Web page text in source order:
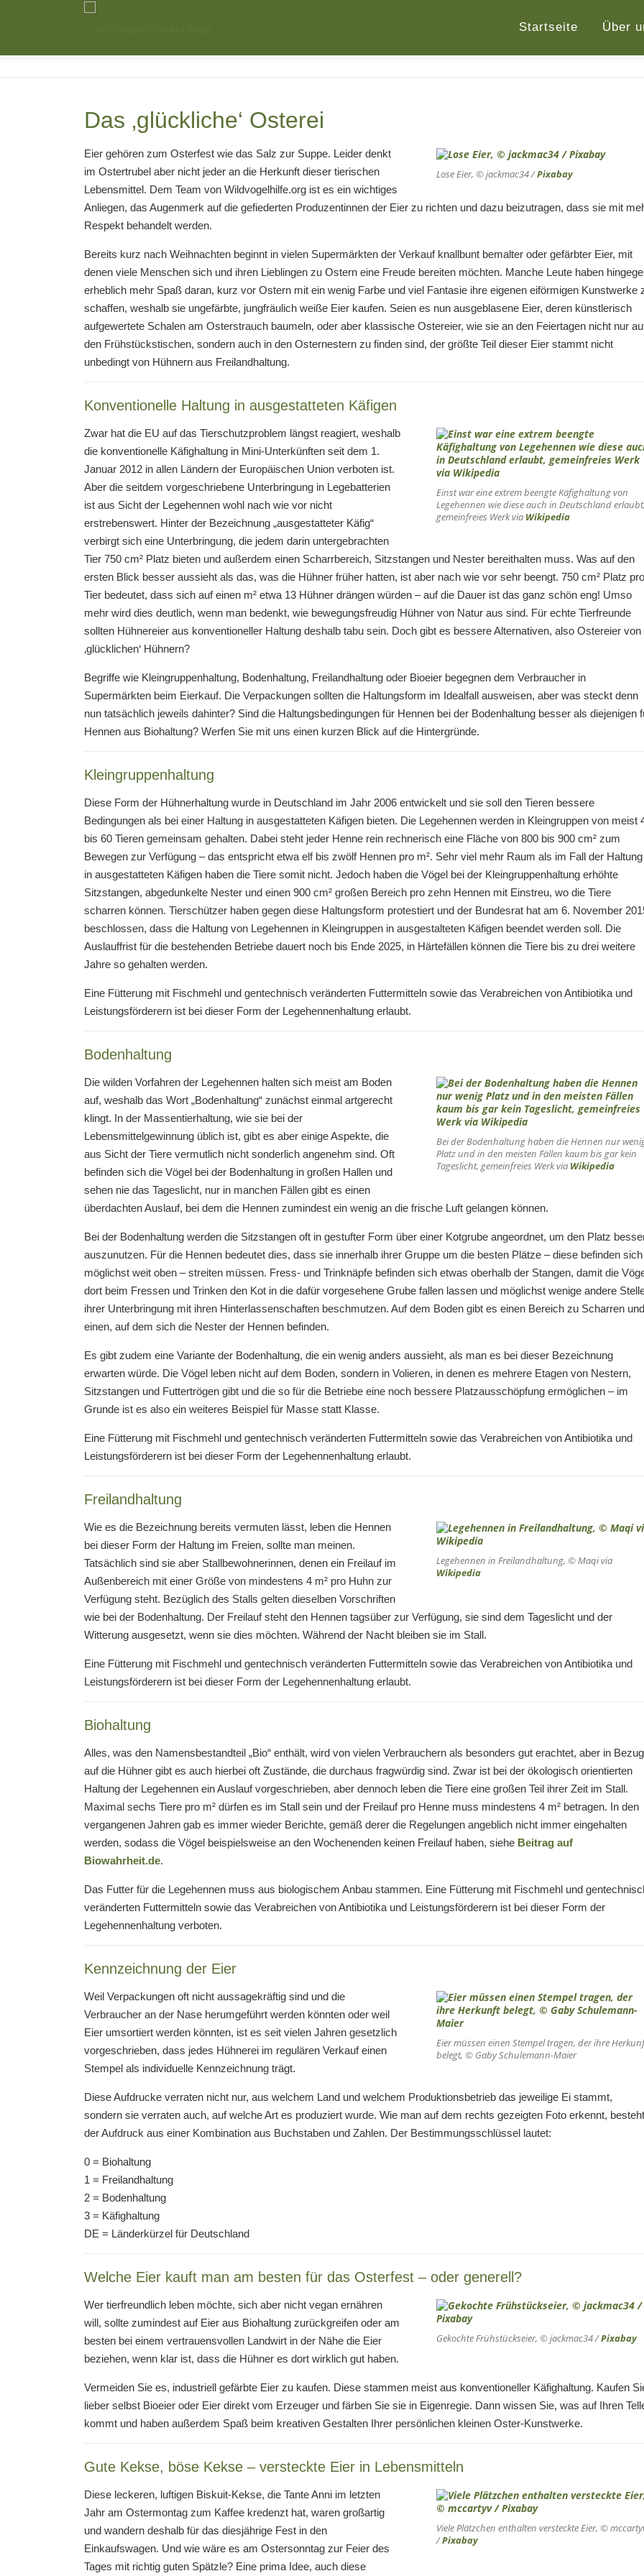
Startseite Über
Das ‚glückliche‘ Osterei
Lose Eier, © jackmac34 /Pixabay
Eier gehören zum Osterfest wie das Salz zur Suppe. Leider denkt
im Ostertrubel aber nicht jeder an die Herkunft dieser tierischen
Lebensmittel. Dem Team von Wildvogelhilfe.org ist es ein wichtiges
Anliegen, das Augenmerk auf die gefiederten Produzentinnen der Eier zu richten und dazu beizutragen, dass sie mit
Respekt behandelt werden.
Bereits kurz nach Weihnachten beginnt in vielen Supermärkten der Verkauf knallbunt bemalter oder gefärbter Eier, mit
denen viele Menschen sich und ihren Lieblingen zu Ostern eine Freude bereiten möchten. Manche Leute haben
erheblich mehr Spaß daran, kurz vor Ostern mit ein wenig Farbe und viel Fantasie ihre eigenen eiförmigen Kunstwerke
schaffen, weshalb sie ungefärbte, jungfräulich weiße Eier kaufen. Seien es nun ausgeblasene Eier, deren künstlerisch
aufgewertete Schalen am Osterstrauch baumeln, oder aber klassische Ostereier, wie sie an den Feiertagen nicht nur
den Frühstückstischen, sondern auch in den Osternestern zu finden sind, der größte Teil dieser Eier stammt nicht
unbedingt von Hühnern aus Freilandhaltung.
Konventionelle Haltung in ausgestatteten Käfigen
Einst war eine extrem beengte Käfighaltung von
Legehennen wie diese auch in Deutschland
gemeinfreies Werk via Wikipedia
Zwar hat die EU auf das Tierschutzproblem längst reagiert, weshalb
die konventionelle Käfighaltung in Mini-Unterkünften seit dem 1.
Januar 2012 in allen Ländern der Europäischen Union verboten ist.
Aber die seitdem vorgeschriebene Unterbringung in Legebatterien
ist aus Sicht der Legehennen wohl nach wie vor nicht
erstrebenswert. Hinter der Bezeichnung „ausgestatteter Käfig“
verbirgt sich eine Unterbringung, die jedem darin untergebrachten
Tier 750 cm² Platz bieten und außerdem einen Scharrbereich, Sitzstangen und Nester bereithalten muss. Was auf den
ersten Blick besser aussieht als das, was die Hühner früher hatten, ist aber nach wie vor sehr beengt. 750 cm² Platz pro
Tier bedeutet, dass sich auf einen m² etwa 13 Hühner drängen würden – auf die Dauer ist das ganz schön eng! Umso
mehr wird dies deutlich, wenn man bedenkt, wie bewegungsfreudig Hühner von Natur aus sind. Für echte Tierfreunde
sollten Hühnereier aus konventioneller Haltung deshalb tabu sein. Doch gibt es bessere Alternativen, also Ostereier von
‚glücklichen‘ Hühnern?
Begriffe wie Kleingruppenhaltung, Bodenhaltung, Freilandhaltung oder Bioeier begegnen dem Verbraucher in
Supermärkten beim Eierkauf. Die Verpackungen sollten die Haltungsform im Idealfall ausweisen, aber was steckt denn
nun tatsächlich jeweils dahinter? Sind die Haltungsbedingungen für Hennen bei der Bodenhaltung besser als diejenigen
Hennen aus Biohaltung? Werfen Sie mit uns einen kurzen Blick auf die Hintergründe.
Kleingruppenhaltung
Diese Form der Hühnerhaltung wurde in Deutschland im Jahr 2006 entwickelt und sie soll den Tieren bessere
Bedingungen als bei einer Haltung in ausgestatteten Käfigen bieten. Die Legehennen werden in Kleingruppen von meist
bis 60 Tieren gemeinsam gehalten. Dabei steht jeder Henne rein rechnerisch eine Fläche von 800 bis 900 cm² zum
Bewegen zur Verfügung – das entspricht etwa elf bis zwölf Hennen pro m². Sehr viel mehr Raum als im Fall der Haltung
in ausgestatteten Käfigen haben die Tiere somit nicht. Jedoch haben die Vögel bei der Kleingruppenhaltung erhöhte
Sitzstangen, abgedunkelte Nester und einen 900 cm² großen Bereich pro zehn Hennen mit Einstreu, wo die Tiere
scharren können. Tierschützer haben gegen diese Haltungsform protestiert und der Bundesrat hat am 6. November
beschlossen, dass die Haltung von Legehennen in Kleingruppen in ausgestalteten Käfigen beendet werden soll. Die
Auslauffrist für die bestehenden Betriebe dauert noch bis Ende 2025, in Härtefällen können die Tiere bis zu drei weitere
Jahre so gehalten werden.
Eine Fütterung mit Fischmehl und gentechnisch veränderten Futtermitteln sowie das Verabreichen von Antibiotika und
Leistungsförderern ist bei dieser Form der Legehennenhaltung erlaubt.
Bodenhaltung
Bei der Bodenhaltung haben die Hennen nur
Platz und in den meisten Fällen kaum bis gar kein
Tageslicht, gemeinfreies Werk via Wikipedia
Die wilden Vorfahren der Legehennen halten sich meist am Boden
auf, weshalb das Wort „Bodenhaltung“ zunächst einmal artgerecht
klingt. In der Massentierhaltung, wie sie bei der
Lebensmittelgewinnung üblich ist, gibt es aber einige Aspekte, die
aus Sicht der Tiere vermutlich nicht sonderlich angenehm sind. Oft
befinden sich die Vögel bei der Bodenhaltung in großen Hallen und
sehen nie das Tageslicht, nur in manchen Fällen gibt es einen
überdachten Auslauf, bei dem die Hennen zumindest ein wenig an die frische Luft gelangen können.
Bei der Bodenhaltung werden die Sitzstangen oft in gestufter Form über einer Kotgrube angeordnet, um den Platz
auszunutzen. Für die Hennen bedeutet dies, dass sie innerhalb ihrer Gruppe um die besten Plätze – diese befinden sich
möglichst weit oben – streiten müssen. Fress- und Trinknäpfe befinden sich etwas oberhalb der Stangen, damit die
dort beim Fressen und Trinken den Kot in die dafür vorgesehene Grube fallen lassen und möglichst wenige andere
ihrer Unterbringung mit ihren Hinterlassenschaften beschmutzen. Auf dem Boden gibt es einen Bereich zu Scharren und
einen, auf dem sich die Nester der Hennen befinden.
Es gibt zudem eine Variante der Bodenhaltung, die ein wenig anders aussieht, als man es bei dieser Bezeichnung
erwarten würde. Die Vögel leben nicht auf dem Boden, sondern in Volieren, in denen es mehrere Etagen von Nestern,
Sitzstangen und Futtertrögen gibt und die so für die Betriebe eine noch bessere Platzausschöpfung ermöglichen – im
Grunde ist es also ein weiteres Beispiel für Masse statt Klasse.
Eine Fütterung mit Fischmehl und gentechnisch veränderten Futtermitteln sowie das Verabreichen von Antibiotika und
Leistungsförderern ist bei dieser Form der Legehennenhaltung erlaubt.
Freilandhaltung
Legehennen in Freilandhaltung, © Maqi via
Wikipedia
Wie es die Bezeichnung bereits vermuten lässt, leben die Hennen
bei dieser Form der Haltung im Freien, sollte man meinen.
Tatsächlich sind sie aber Stallbewohnerinnen, denen ein Freilauf im
Außenbereich mit einer Größe von mindestens 4 m² pro Huhn zur
Verfügung steht. Bezüglich des Stalls gelten dieselben Vorschriften
wie bei der Bodenhaltung. Der Freilauf steht den Hennen tagsüber zur Verfügung, sie sind dem Tageslicht und der
Witterung ausgesetzt, wenn sie dies möchten. Während der Nacht bleiben sie im Stall.
Eine Fütterung mit Fischmehl und gentechnisch veränderten Futtermitteln sowie das Verabreichen von Antibiotika und
Leistungsförderern ist bei dieser Form der Legehennenhaltung erlaubt.
Biohaltung
Alles, was den Namensbestandteil „Bio“ enthält, wird von vielen Verbrauchern als besonders gut erachtet, aber in Bezug
auf die Hühner gibt es auch hierbei oft Zustände, die durchaus fragwürdig sind. Zwar ist bei der ökologisch orientierten
Haltung der Legehennen ein Auslauf vorgeschrieben, aber dennoch leben die Tiere eine großen Teil ihrer Zeit im Stall.
Maximal sechs Tiere pro m² dürfen es im Stall sein und der Freilauf pro Henne muss mindestens 4 m² betragen. In den
vergangenen Jahren gab es immer wieder Berichte, gemäß derer die Regelungen angeblich nicht immer eingehalten
werden, sodass die Vögel beispielsweise an den Wochenenden keinen Freilauf haben, siehe Beitrag auf
Biowahrheit.de.
Das Futter für die Legehennen muss aus biologischem Anbau stammen. Eine Fütterung mit Fischmehl und
veränderten Futtermitteln sowie das Verabreichen von Antibiotika und Leistungsförderern ist bei dieser Form der
Legehennenhaltung verboten.
Kennzeichnung der Eier
Eier müssen einen Stempel tragen, der ihre
belegt, © Gaby Schulemann-Maier
Weil Verpackungen oft nicht aussagekräftig sind und die
Verbraucher an der Nase herumgeführt werden könnten oder weil
Eier umsortiert werden könnten, ist es seit vielen Jahren gesetzlich
vorgeschrieben, dass jedes Hühnerei im regulären Verkauf einen
Stempel als individuelle Kennzeichnung trägt.
Diese Aufdrucke verraten nicht nur, aus welchem Land und welchem Produktionsbetrieb das jeweilige Ei stammt,
sondern sie verraten auch, auf welche Art es produziert wurde. Wie man auf dem rechts gezeigten Foto erkennt, besteht
der Aufdruck aus einer Kombination aus Buchstaben und Zahlen. Der Bestimmungsschlüssel lautet:
0 = Biohaltung
1 = Freilandhaltung
2 = Bodenhaltung
3 = Käfighaltung
DE = Länderkürzel für Deutschland
Welche Eier kauft man am besten für das Osterfest – oder generell?
Gekochte Frühstückseier, © jackmac34 /Pixabay
Wer tierfreundlich leben möchte, sich aber nicht vegan ernähren
will, sollte zumindest auf Eier aus Biohaltung zurückgreifen oder am
besten bei einem vertrauensvollen Landwirt in der Nähe die Eier
beziehen, wenn klar ist, dass die Hühner es dort wirklich gut haben.
Vermeiden Sie es, industriell gefärbte Eier zu kaufen. Diese stammen meist aus konventioneller Käfighaltung. Kaufen
lieber selbst Bioeier oder Eier direkt vom Erzeuger und färben Sie sie in Eigenregie. Dann wissen Sie, was auf Ihren
kommt und haben außerdem Spaß beim kreativen Gestalten Ihrer persönlichen kleinen Oster-Kunstwerke.
Gute Kekse, böse Kekse – versteckte Eier in Lebensmitteln
Viele Plätzchen enthalten versteckte Eier, ©
/Pixabay
Diese leckeren, luftigen Biskuit-Kekse, die Tante Anni im letzten
Jahr am Ostermontag zum Kaffee kredenzt hat, waren großartig
und wandern deshalb für das diesjährige Fest in den
Einkaufswagen. Und wie wäre es am Ostersonntag zur Feier des
Tages mit richtig guten Spätzle? Eine prima Idee, auch diese